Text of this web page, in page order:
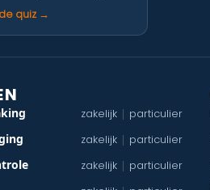
quiz →
zakelijk | particulier
zakelijk | particulier
zakelijk | particulier